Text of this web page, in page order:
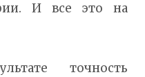
И все это на
точность